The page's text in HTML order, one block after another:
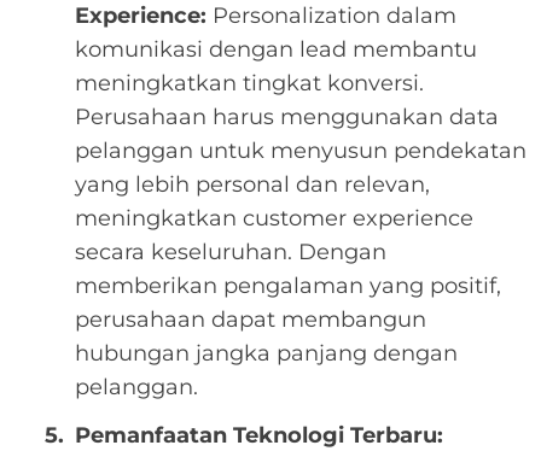
Experience: Personalization dalam
komunikasi dengan lead membantu
meningkatkan tingkat konversi.
Perusahaan harus menggunakan data
pelanggan untuk menyusun pendekatan
yang lebih personal dan relevan,
meningkatkan customer experience
secara keseluruhan. Dengan
memberikan pengalaman yang positif,
perusahaan dapat membangun
hubungan jangka panjang dengan
pelanggan.
Pemanfaatan Teknologi Terbaru: